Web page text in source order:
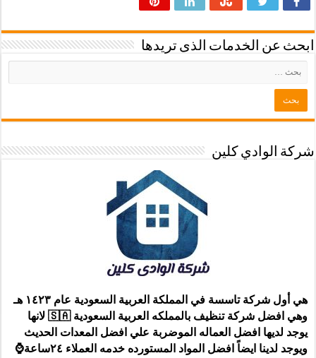
ابحث عن الخدمات الذى تريدها
شركة الوادي كلين
هي أول شركة تاسسة في المملكة العربية السعودية عام ١٤٢٣ هـ
وهي افضل شركة تنظيف بالمملكه العربية السعودية 🇸🇦 لانها
يوجد لديها افضل العماله الموضربة علي افضل المعدات الحديث
ويوجد لدينا ايضاً افضل المواد المستورده خدمه العملاء ٢٤ساعة⌚